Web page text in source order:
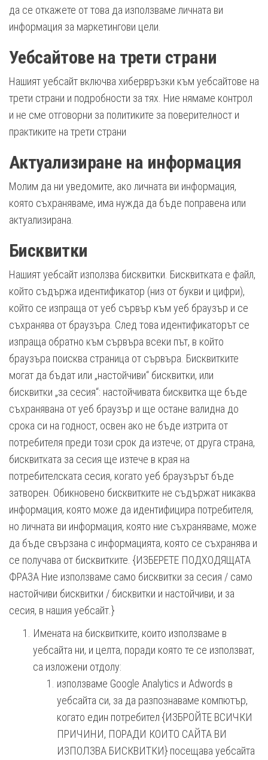
да се откажете от това да използваме личната ви
информация за маркетингови цели.
Уебсайтове на трети страни
Нашият уебсайт включва хибервръзки към уебсайтове на
трети страни и подробности за тях. Ние нямаме контрол
и не сме отговорни за политиките за поверителност и
практиките на трети страни
Актуализиране на информация
Молим да ни уведомите, ако личната ви информация,
която съхраняваме, има нужда да бъде поправена или
актуализирана.
Бисквитки
Нашият уебсайт използва бисквитки. Бисквитката е файл,
който съдържа идентификатор (низ от букви и цифри),
който се изпраща от уеб сървър към уеб браузър и се
съхранява от браузъра. След това идентификаторът се
изпраща обратно към сървъра всеки път, в който
браузъра поисква страница от сървъра. Бисквитките
могат да бъдат или „настойчиви“ бисквитки, или
бисквитки „за сесия“: настойчивата бисквитка ще бъде
съхранявана от уеб браузър и ще остане валидна до
срока си на годност, освен ако не бъде изтрита от
потребителя преди този срок да изтече; от друга страна,
бисквитката за сесия ще изтече в края на
потребителската сесия, когато уеб браузърът бъде
затворен. Обикновено бисквитките не съдържат никаква
информация, която може да идентифицира потребителя,
но личната ви информация, която ние съхраняваме, може
да бъде свързана с информацията, която се съхранява и
се получава от бисквитките. {ИЗБЕРЕТЕ ПОДХОДЯЩАТА
ФРАЗА Ние използваме само бисквитки за сесия / само
настойчиви бисквитки / бисквитки и настойчиви, и за
сесия, в нашия уебсайт.}
Имената на бисквитките, които използваме в
уебсайта ни, и целта, поради която те се използват,
са изложени отдолу:
използваме Google Analytics и Adwords в
уебсайта си, за да разпознаваме компютър,
когато един потребител {ИЗБРОЙТЕ ВСИЧКИ
ПРИЧИНИ, ПОРАДИ КОИТО САЙТА ВИ
ИЗПОЛЗВА БИСКВИТКИ} посещава уебсайта